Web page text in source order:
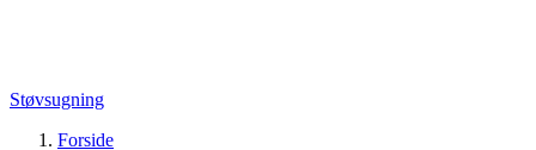
Støvsugning
Forside